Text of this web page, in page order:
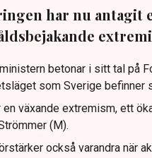
har nu
betonar i sitt tal på
som Sverige befinner
en växande extremism, ett
(M).
också varandra när